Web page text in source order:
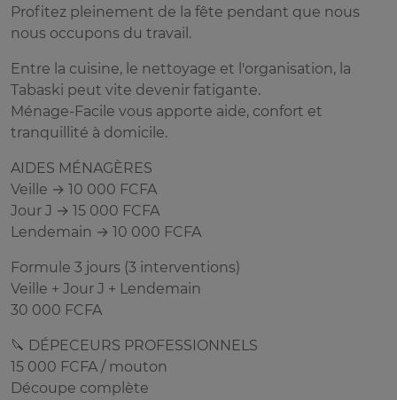
Profitez pleinement de la fête pendant que nous
nous occupons du travail.
Entre la cuisine, le nettoyage et l'organisation, la
Tabaski peut vite devenir fatigante.
Ménage-Facile vous apporte aide, confort et
tranquillité à domicile.
AIDES MÉNAGÈRES
Veille → 10 000 FCFA
Jour J → 15 000 FCFA
Lendemain → 10 000 FCFA
Formule 3 jours (3 interventions)
Veille + Jour J + Lendemain
30 000 FCFA
🔪 DÉPECEURS PROFESSIONNELS
15 000 FCFA / mouton
Découpe complète